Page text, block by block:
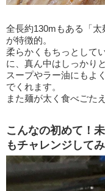
全長約130mもある「
が特徴的。
柔らかくもちっとして
に、真ん中はしっかり
スープやラー油にもよ
でくれます。
また麺が太く食べごた
こんなの初めて！
もチャレンジして